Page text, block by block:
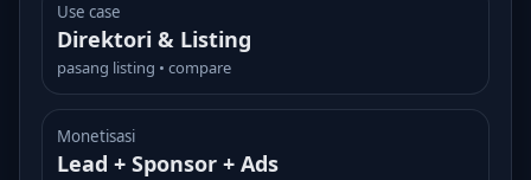
Use case
Direktori & Listing
pasang listing • compare
Monetisasi
Lead + Sponsor + Ads